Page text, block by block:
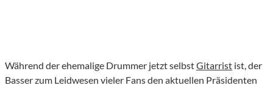
Während der ehemalige Drummer jetzt selbstGitarrist ist, der
Basser zum Leidwesen vieler Fans den aktuellen Präsidenten